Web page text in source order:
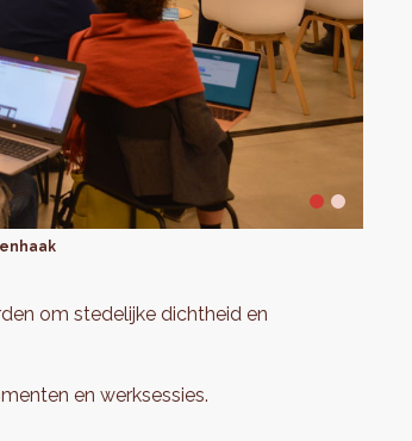
om stedelijke dichtheid en
en werksessies.